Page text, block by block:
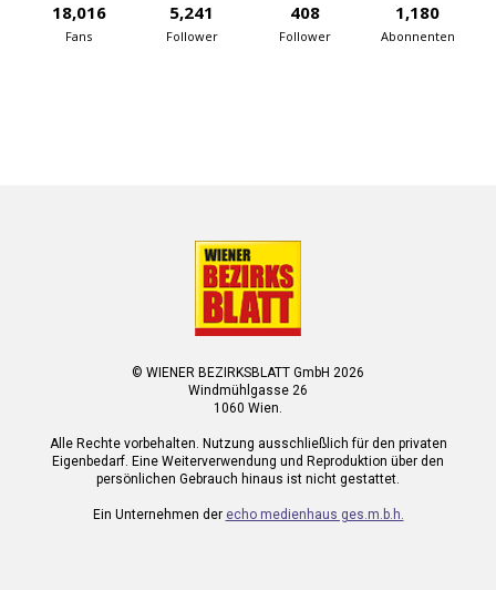
18,016
Fans
5,241
Follower
408
Follower
1,180
Abonnenten
© WIENER BEZIRKSBLATT GmbH 2026
Windmühlgasse 26
1060 Wien.
Alle Rechte vorbehalten. Nutzung ausschließlich für den privaten
Eigenbedarf. Eine Weiterverwendung und Reproduktion über den
persönlichen Gebrauch hinaus ist nicht gestattet.
Ein Unternehmen der echo medienhaus ges.m.b.h.